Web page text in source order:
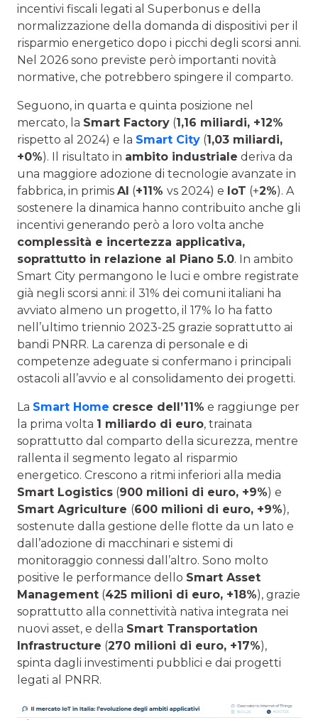
incentivi fiscali legati al Superbonus e della
normalizzazione della domanda di dispositivi per il
risparmio energetico dopo i picchi degli scorsi anni.
Nel 2026 sono previste però importanti novità
normative, che potrebbero spingere il comparto.
Seguono, in quarta e quinta posizione nel
mercato, la Smart Factory (1,16 miliardi, +12%
rispetto al 2024) e la Smart City (1,03 miliardi,
+0%). Il risultato in ambito industriale deriva da
una maggiore adozione di tecnologie avanzate in
fabbrica, in primis AI (+11% vs 2024) e IoT (+2%). A
sostenere la dinamica hanno contribuito anche gli
incentivi generando però a loro volta anche
complessità e incertezza applicativa,
soprattutto in relazione al Piano 5.0. In ambito
Smart City permangono le luci e ombre registrate
già negli scorsi anni: il 31% dei comuni italiani ha
avviato almeno un progetto, il 17% lo ha fatto
nell’ultimo triennio 2023-25 grazie soprattutto ai
bandi PNRR. La carenza di personale e di
competenze adeguate si confermano i principali
ostacoli all’avvio e al consolidamento dei progetti.
La Smart Home cresce dell’11% e raggiunge per
la prima volta 1 miliardo di euro, trainata
soprattutto dal comparto della sicurezza, mentre
rallenta il segmento legato al risparmio
energetico. Crescono a ritmi inferiori alla media
Smart Logistics (900 milioni di euro, +9%) e
Smart Agriculture (600 milioni di euro, +9%),
sostenute dalla gestione delle flotte da un lato e
dall’adozione di macchinari e sistemi di
monitoraggio connessi dall’altro. Sono molto
positive le performance dello Smart Asset
Management (425 milioni di euro, +18%), grazie
soprattutto alla connettività nativa integrata nei
nuovi asset, e della Smart Transportation
Infrastructure (270 milioni di euro, +17%),
spinta dagli investimenti pubblici e dai progetti
legati al PNRR.